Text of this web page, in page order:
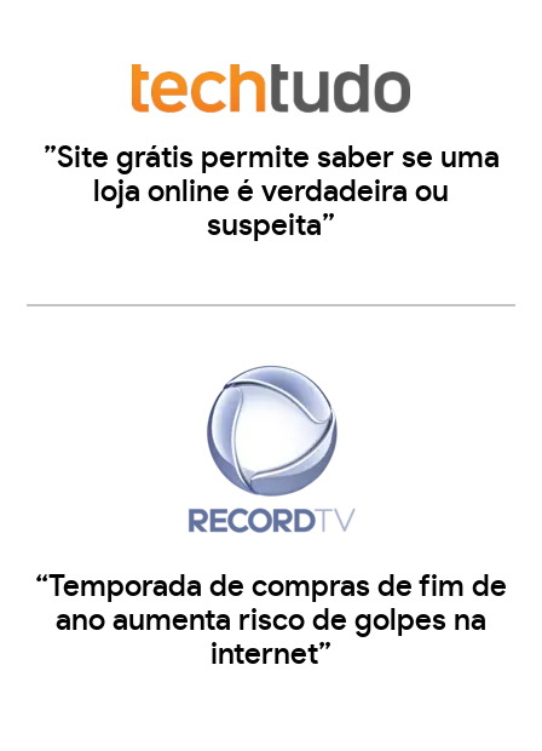
”Site grátis permite saber se uma
loja online é verdadeira ou
suspeita”
“Temporada de compras de fim de
ano aumenta risco de golpes na
internet”